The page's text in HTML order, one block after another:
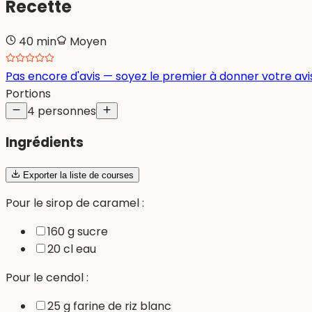
Recette
40 min Moyen
Pas encore d'avis — soyez le premier à donner votre
Portions
4 personnes
Ingrédients
Exporter la liste de courses
Pour le sirop de caramel :
160 g sucre
20 cl eau
Pour le cendol :
25 g farine de riz blanc